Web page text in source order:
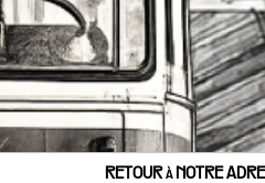
RETOUR à NOTRE